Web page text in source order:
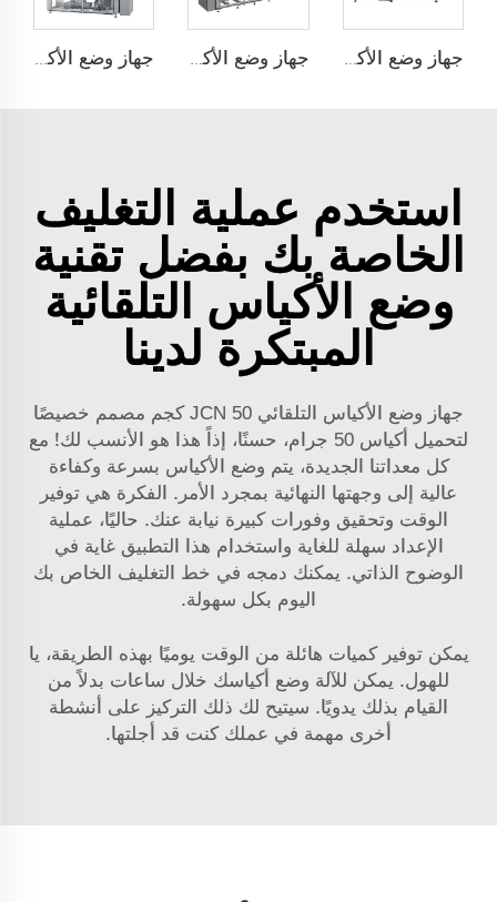
جهاز وضع الأكياس تلقائيًا ذو محطتين JCN-G2-2A-S جهاز وضع الأكياس تلقائيًا ذو محطتين JCN-G2-2A-B جهاز وضع الأكياس تلقائيًا بسرعة عالية JCN-G1-2G-2
استخدم عملية التغليف
الخاصة بك بفضل تقنية
وضع الأكياس التلقائية
المبتكرة لدينا
جهاز وضع الأكياس التلقائي JCN 50 كجم مصمم خصيصًا
لتحميل أكياس 50 جرام، حسنًا، إذاً هذا هو الأنسب لك! مع
كل معداتنا الجديدة، يتم وضع الأكياس بسرعة وكفاءة
عالية إلى وجهتها النهائية بمجرد الأمر. الفكرة هي توفير
الوقت وتحقيق وفورات كبيرة نيابة عنك. حاليًا، عملية
الإعداد سهلة للغاية واستخدام هذا التطبيق غاية في
الوضوح الذاتي. يمكنك دمجه في خط التغليف الخاص بك
اليوم بكل سهولة.
يمكن توفير كميات هائلة من الوقت يوميًا بهذه الطريقة، يا
للهول. يمكن للآلة وضع أكياسك خلال ساعات بدلاً من
القيام بذلك يدويًا. سيتيح لك ذلك التركيز على أنشطة
أخرى مهمة في عملك كنت قد أجلتها.